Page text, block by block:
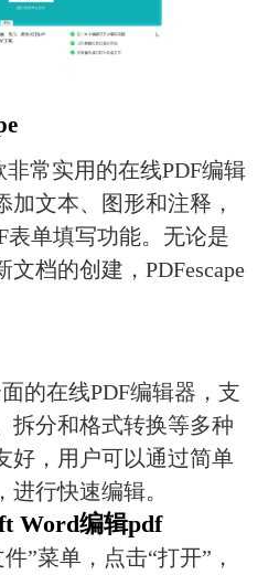
非常实用的在线PDF编辑
加文本、图形和注释，
表单填写功能。无论是
文档的创建，PDFescape
的在线PDF编辑器，支
拆分和格式转换等多种
好，用户可以通过简单
行快速编辑。
Word编辑pdf
”菜单，点击“打开”，